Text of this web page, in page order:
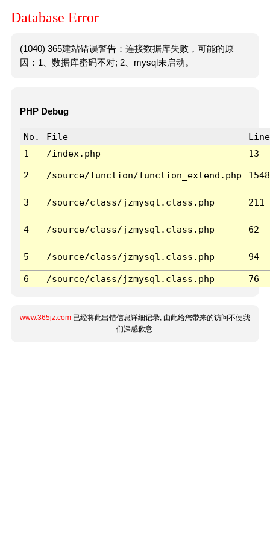
Database Error
(1040) 365建站错误警告：连接数据库失败，可能的原
因：1、数据库密码不对; 2、mysql未启动。
PHP Debug
No. File
Line
1
/index.php 13
2 /source/function/function_extend.php 1548
3 /source/class/jzmysql.class.php 211
4 /source/class/jzmysql.class.php 62
5 /source/class/jzmysql.class.php 94
6 /source/class/jzmysql.class.php 76
www.365jz.com 已经将此出错信息详细记录, 由此给您带来的访问不便我
们深感歉意.